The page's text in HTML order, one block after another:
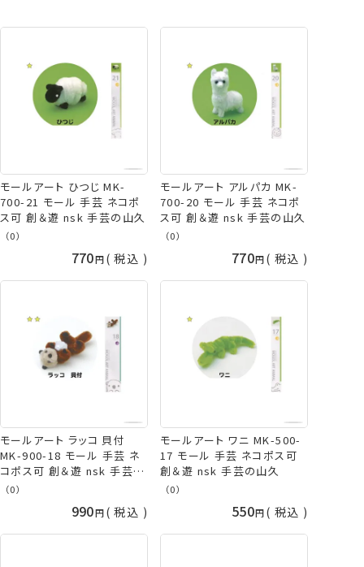
レビュー順
モールアート ひつじ MK-
700-21 モール 手芸 ネコポ
ス可 創＆遊 nsk 手芸の山久
（0）
770 税込
モールアート アルパカ MK-
700-20 モール 手芸 ネコポ
ス可 創＆遊 nsk 手芸の山久
（0）
770 税込
モールアート ラッコ 貝付
MK-900-18 モール 手芸 ネ
コポス可 創＆遊 nsk 手芸の
山久
（0）
990 税込
モールアート ワニ MK-500-
17 モール 手芸 ネコポス可
創＆遊 nsk 手芸の山久
（0）
550 税込